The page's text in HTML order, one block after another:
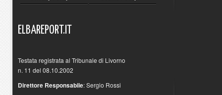
ELBAREPORT.IT
Testata registrata al Tribunale di Livorno
n. 11 del 08.10.2002
Direttore Responsabile: Sergio Rossi